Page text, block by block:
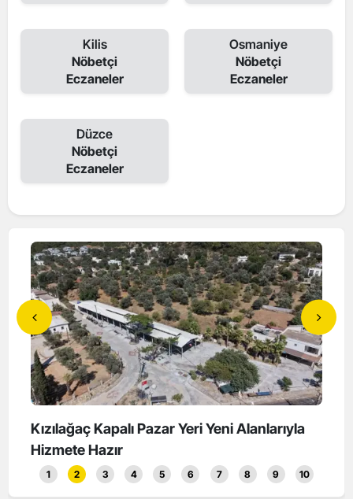
Kilis
Nöbetçi
Eczaneler
Osmaniye
Nöbetçi
Eczaneler
Düzce
Nöbetçi
Eczaneler
Kızılağaç Kapalı Pazar Yeri Yeni Alanlarıyla
Hizmete Hazır
1 2 3 4 5 6 7 8 9 10